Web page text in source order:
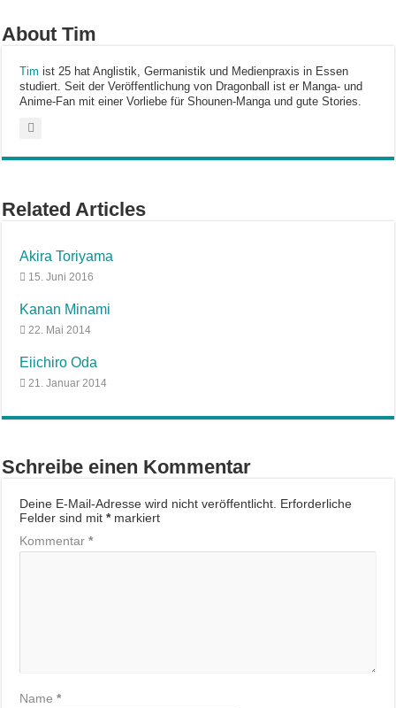
About Tim
Tim ist 25 hat Anglistik, Germanistik und Medienpraxis in Essen
studiert. Seit der Veröffentlichung von Dragonball ist er Manga- und
Anime-Fan mit einer Vorliebe für Shounen-Manga und gute Stories.
Related Articles
Akira Toriyama
15. Juni 2016
Kanan Minami
22. Mai 2014
Eiichiro Oda
21. Januar 2014
Schreibe einen Kommentar
Deine E-Mail-Adresse wird nicht veröffentlicht. Erforderliche
Felder sind mit*markiert
Kommentar*
Name*